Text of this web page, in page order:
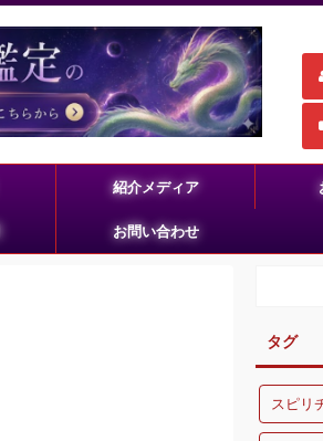
紹介メディア
お問い合わせ
タグ
スピリ